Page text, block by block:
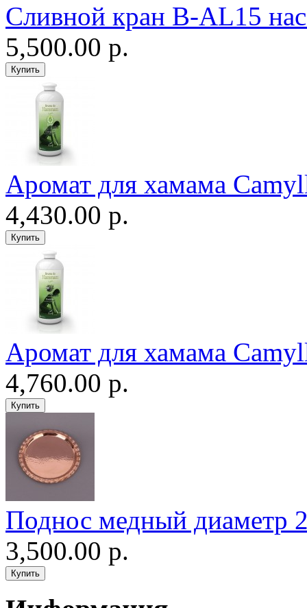
Сливной кран B-AL15
5,500.00 р.
Аромат для хамама
4,430.00 р.
Аромат для хамама
4,760.00 р.
Поднос медный диаметр
3,500.00 р.